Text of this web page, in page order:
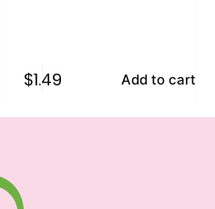
$1.49 Add to cart